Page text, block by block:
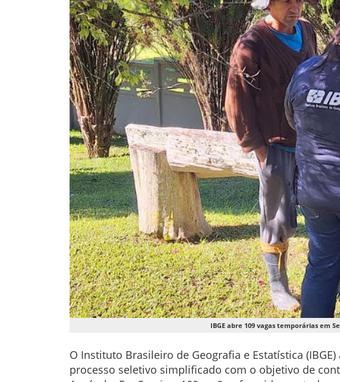
IBGE abre 109 vagas temporárias em
O Instituto Brasileiro de Geografia e Estatística
processo seletivo simplificado com o objetivo de